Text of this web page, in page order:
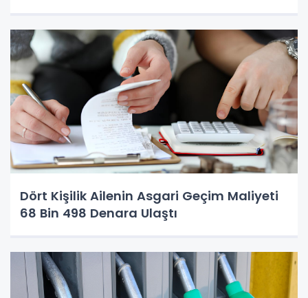
Dört Kişilik Ailenin Asgari Geçim Maliyeti
68 Bin 498 Denara Ulaştı